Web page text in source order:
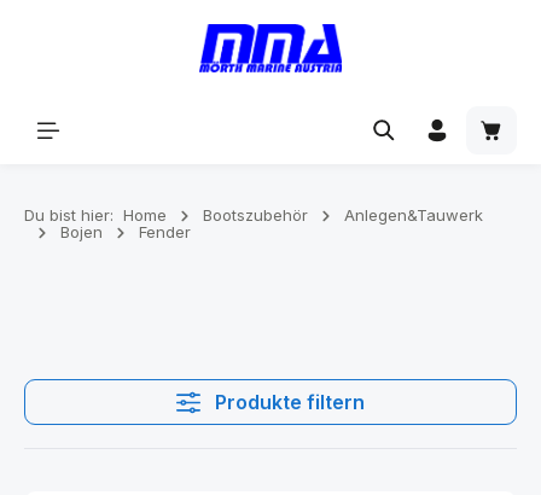
Du bist hier: Home Bootszubehör
Anlegen&Tauwerk
Bojen
Fender
Produkte filtern